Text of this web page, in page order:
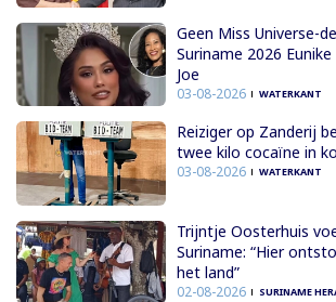
Geen Miss Universe-
Suriname 2026
Joe
03-08-2026 WATERKANT
Reiziger op Zanderij
twee kilo cocaïne in
03-08-2026 WATERKANT
Trijntje Oosterhuis
Suriname: “Hier
het land”
02-08-2026 SURINAME